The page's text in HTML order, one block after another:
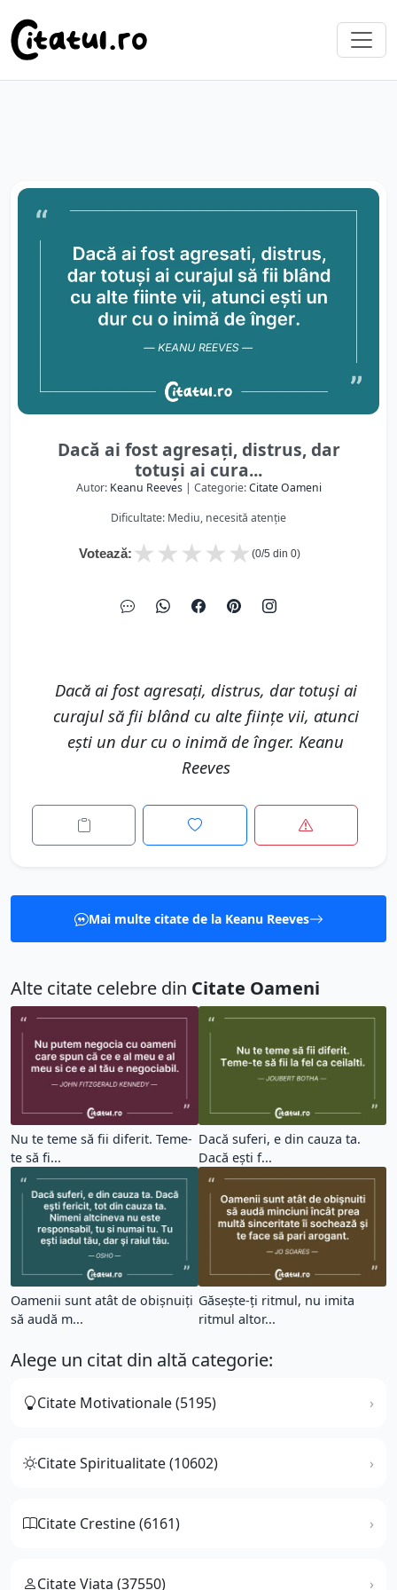
Dacă ai fost agresați, distrus, dar
totuși ai cura...
Autor: Keanu Reeves| Categorie:Citate Oameni
Dificultate: Mediu, necesită atenție
Votează: ★
★
★
★
★ (0/5 din 0)
Dacă ai fost agresați, distrus, dar totuși ai
curajul să fii blând cu alte ființe vii, atunci
ești un dur cu o inimă de înger. Keanu
Reeves
Mai multe citate de la Keanu Reeves
Alte citate celebre din Citate Oameni
Nu te teme să fii diferit. Teme-
te să fi...
Dacă suferi, e din cauza ta.
Dacă eşti f...
Oamenii sunt atât de obişnuiți
să audă m...
Găsește-ți ritmul, nu imita
ritmul altor...
Alege un citat din altă categorie:
Citate Motivationale (5195)
Citate Spiritualitate (10602)
Citate Crestine (6161)
Citate Viata (37550)